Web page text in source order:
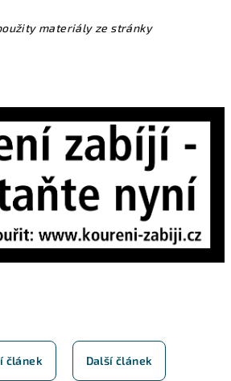
materiály ze stránky
článek Další článek